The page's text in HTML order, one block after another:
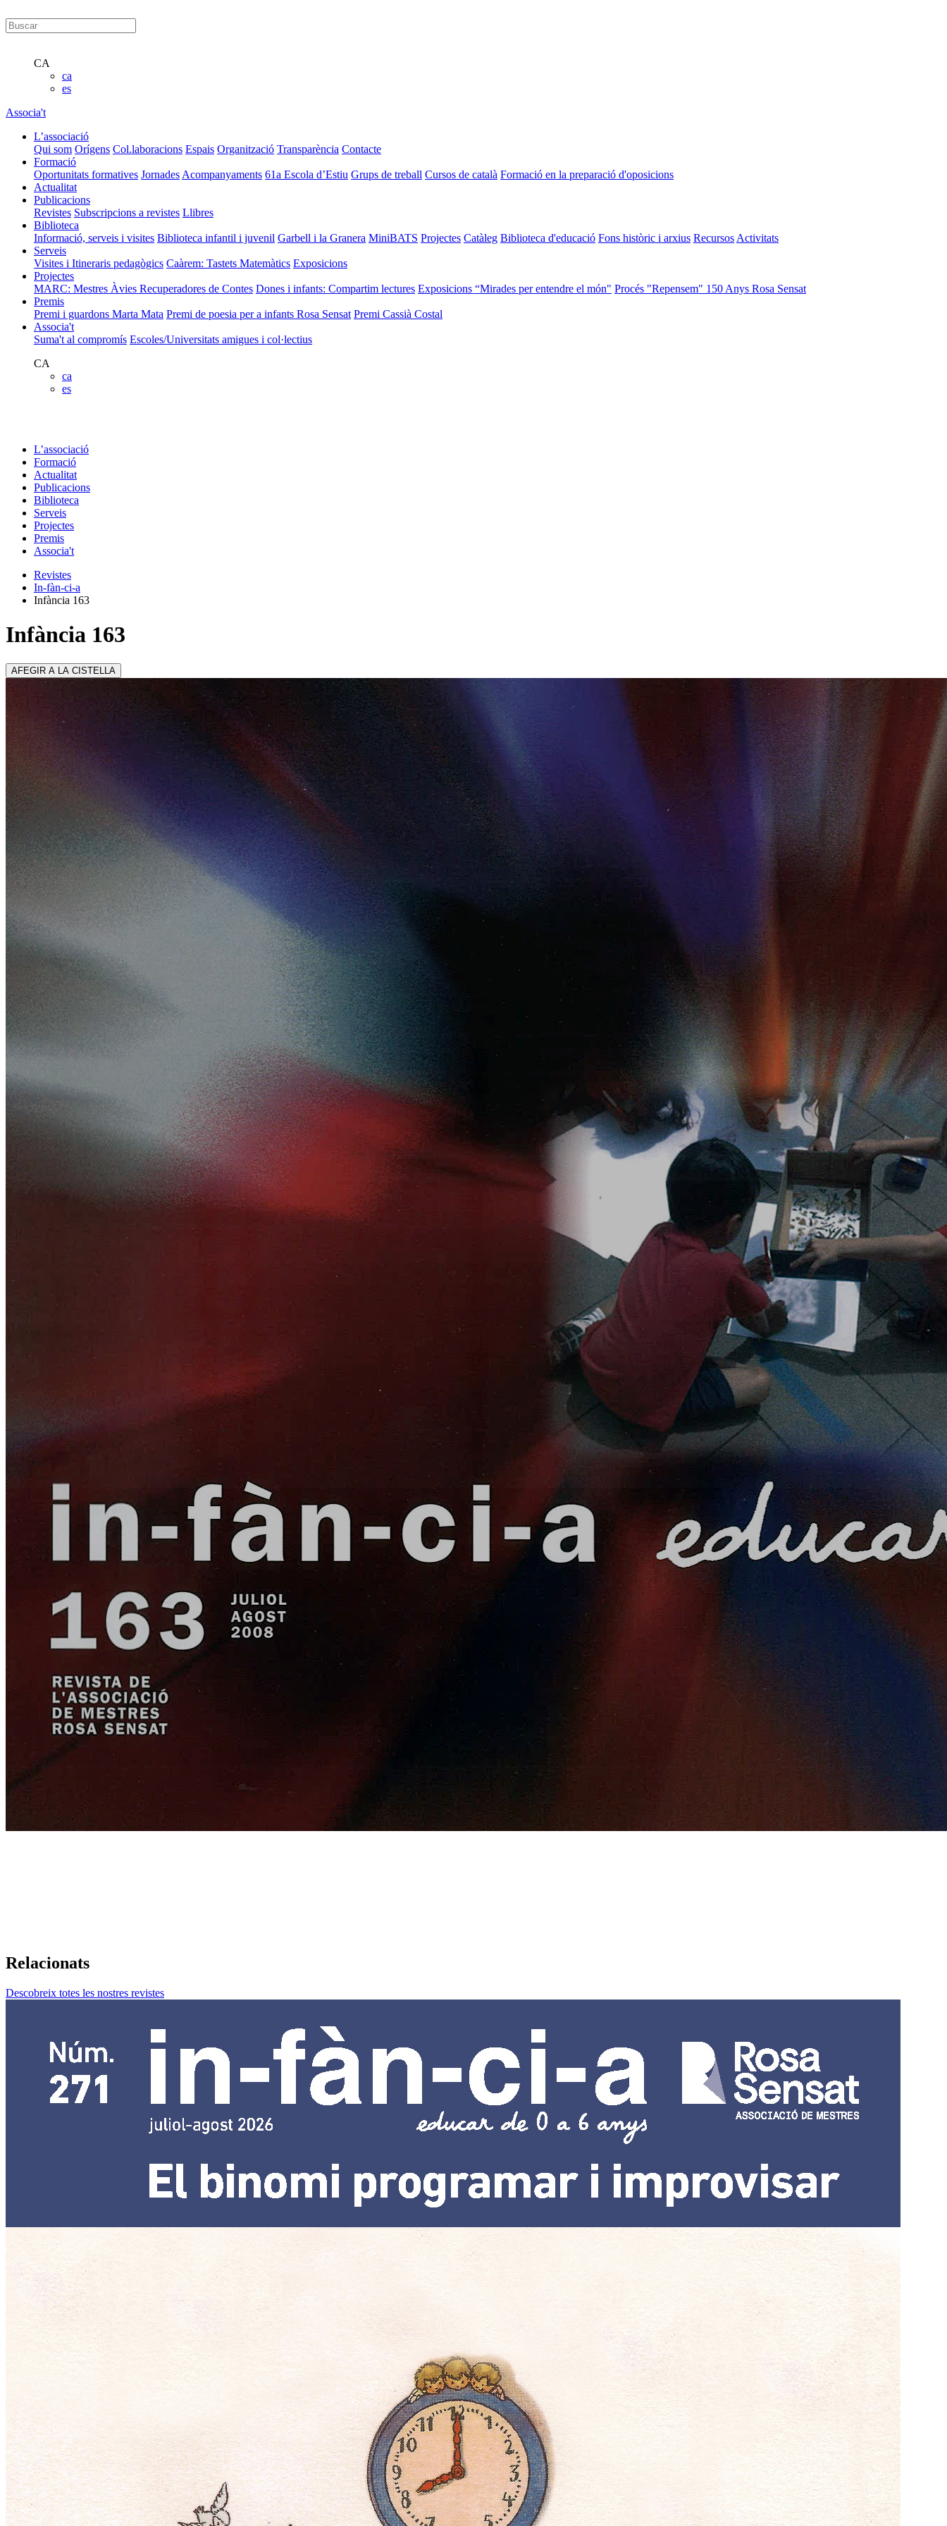
CA
ca
es
Associa't
L’associació
Qui som Orígens Col.laboracions Espais Organització Transparència Contacte
Formació
Oportunitats formatives Jornades Acompanyaments 61a Escola d’Estiu Grups de treball Cursos de català Formació en la preparació d'oposicions
Actualitat
Publicacions
Revistes Subscripcions a revistes Llibres
Biblioteca
Informació, serveis i visites Biblioteca infantil i juvenil Garbell i la Granera MiniBATS Projectes Catàleg Biblioteca d'educació Fons històric i arxius Recursos Activitats
Serveis
Visites i Itineraris pedagògics Caàrem: Tastets Matemàtics Exposicions
Projectes
MARC: Mestres Àvies Recuperadores de Contes Dones i infants: Compartim lectures Exposicions “Mirades per entendre el món" Procés "Repensem" 150 Anys Rosa Sensat
Premis
Premi i guardons Marta Mata Premi de poesia per a infants Rosa Sensat Premi Cassià Costal
Associa't
Suma't al compromís Escoles/Universitats amigues i col·lectius
CA
ca
es
L’associació
Formació
Actualitat
Publicacions
Biblioteca
Serveis
Projectes
Premis
Associa't
Revistes
In-fàn-ci-a
Infància 163
Infància 163
AFEGIR A LA CISTELLA
Relacionats
Descobreix totes les nostres revistes